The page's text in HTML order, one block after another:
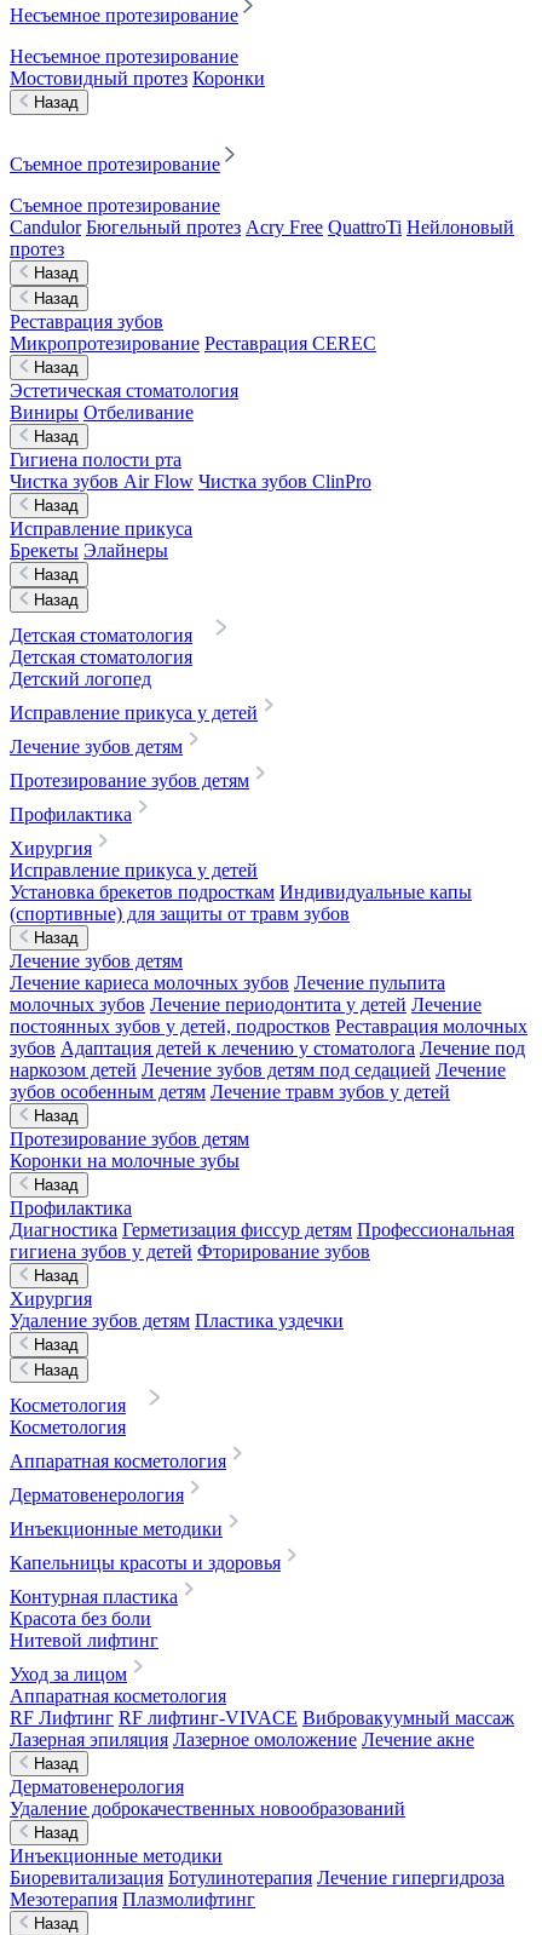
Несъемное протезирование
Несъемное протезирование
Мостовидный протез Коронки
Назад
Съемное протезирование
Съемное протезирование
Candulor Бюгельный протез Acry Free QuattroTi Нейлоновый
протез
Назад
Назад
Реставрация зубов
Микропротезирование Реставрация CEREC
Назад
Эстетическая стоматология
Виниры Отбеливание
Назад
Гигиена полости рта
Чистка зубов Air Flow Чистка зубов ClinPro
Назад
Исправление прикуса
Брекеты Элайнеры
Назад
Назад
Детская стоматология
Детская стоматология
Детский логопед
Исправление прикуса у детей
Лечение зубов детям
Протезирование зубов детям
Профилактика
Хирургия
Исправление прикуса у детей
Установка брекетов подросткам Индивидуальные капы
(спортивные) для защиты от травм зубов
Назад
Лечение зубов детям
Лечение кариеса молочных зубов Лечение пульпита
молочных зубов Лечение периодонтита у детей Лечение
постоянных зубов у детей, подростков Реставрация молочных
зубов Адаптация детей к лечению у стоматолога Лечение под
наркозом детей Лечение зубов детям под седацией Лечение
зубов особенным детям Лечение травм зубов у детей
Назад
Протезирование зубов детям
Коронки на молочные зубы
Назад
Профилактика
Диагностика Герметизация фиссур детям Профессиональная
гигиена зубов у детей Фторирование зубов
Назад
Хирургия
Удаление зубов детям Пластика уздечки
Назад
Назад
Косметология
Косметология
Аппаратная косметология
Дерматовенерология
Инъекционные методики
Капельницы красоты и здоровья
Контурная пластика
Красота без боли
Нитевой лифтинг
Уход за лицом
Аппаратная косметология
RF Лифтинг RF лифтинг-VIVACE Вибровакуумный массаж
Лазерная эпиляция Лазерное омоложение Лечение акне
Назад
Дерматовенерология
Удаление доброкачественных новообразований
Назад
Инъекционные методики
Биоревитализация Ботулинотерапия Лечение гипергидроза
Мезотерапия Плазмолифтинг
Назад